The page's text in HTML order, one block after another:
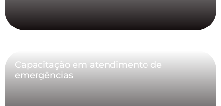
Capacitação em atendimento de
emergências